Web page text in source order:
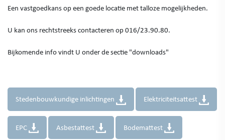
Een vastgoedkans op een goede locatie met talloze mogelijkheden.
U kan ons rechtstreeks contacteren op 016/23.90.80.
Bijkomende info vindt U onder de sectie "downloads"
Stedenbouwkundige inlichtingen Elektriciteitsattest
EPC Asbestattest Bodemattest